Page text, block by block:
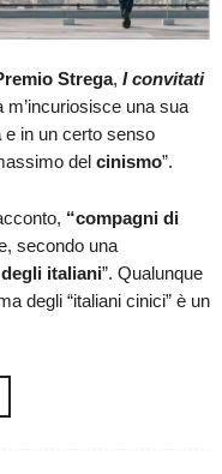
Strega, I convitati
m’incuriosisce una sua
e in un certo senso
del cinismo”.
“compagni di
secondo una
italiani”. Qualunque
degli “italiani cinici” è un